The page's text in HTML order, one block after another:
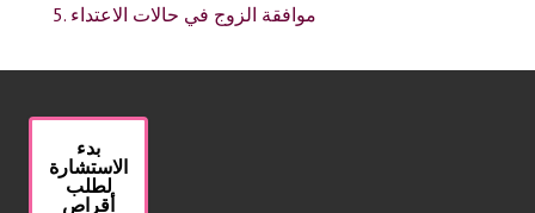
موافقة الزوج في حالات الاعتداء
بدء
الاستشارة
لطلب
أقراص